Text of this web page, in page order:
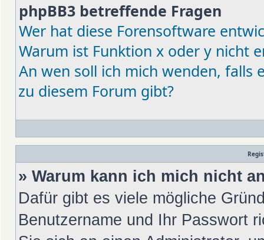
phpBB3 betreffende Fragen
Wer hat diese Forensoftware
Warum ist Funktion x oder y nicht
An wen soll ich mich wenden, falls
zu diesem Forum gibt?
» Warum kann ich mich nicht
Dafür gibt es viele mögliche
Benutzername und Ihr Passwort